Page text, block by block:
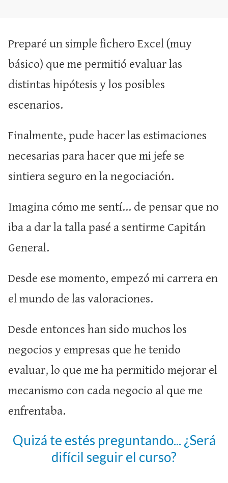
Preparé un simple fichero Excel (muy
básico) que me permitió evaluar las
distintas hipótesis y los posibles
escenarios.
Finalmente, pude hacer las estimaciones
necesarias para hacer que mi jefe se
sintiera seguro en la negociación.
Imagina cómo me sentí... de pensar que no
iba a dar la talla pasé a sentirme Capitán
General.
Desde ese momento, empezó mi carrera en
el mundo de las valoraciones.
Desde entonces han sido muchos los
negocios y empresas que he tenido
evaluar, lo que me ha permitido mejorar el
mecanismo con cada negocio al que me
enfrentaba.
Quizá te estés preguntando... ¿Será
difícil seguir el curso?